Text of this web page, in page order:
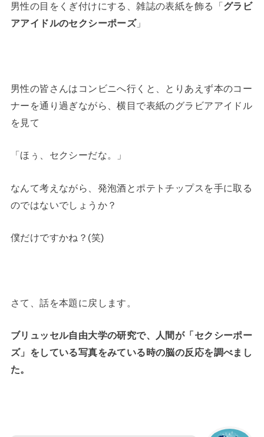
男性の目をくぎ付けにする、雑誌の表紙を飾る「グラビ
アアイドルのセクシーポーズ」
男性の皆さんはコンビニへ行くと、とりあえず本のコー
ナーを通り過ぎながら、横目で表紙のグラビアアイドル
を見て
「ほぅ、セクシーだな。」
なんて考えながら、発泡酒とポテトチップスを手に取る
のではないでしょうか？
僕だけですかね？(笑)
さて、話を本題に戻します。
ブリュッセル自由大学の研究で、人間が「セクシーポー
ズ」をしている写真をみている時の脳の反応を調べまし
た。